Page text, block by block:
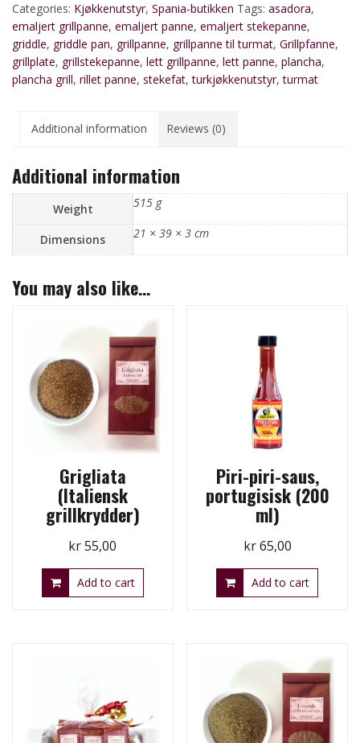
cm
quantity
Categories: Kjøkkenutstyr, Spania-butikken Tags: asadora,
emaljert grillpanne, emaljert panne, emaljert stekepanne,
griddle, griddle pan, grillpanne, grillpanne til turmat, Grillpfanne,
grillplate, grillstekepanne, lett grillpanne, lett panne, plancha,
plancha grill, rillet panne, stekefat,turkjøkkenutstyr,turmat
Additional information Reviews (0)
Additional information
Weight 515 g
Dimensions 21 × 39 × 3 cm
You may also like…
Grigliata
(Italiensk
grillkrydder)
kr55,00
Add to cart
Piri-piri-saus,
portugisisk (200
ml)
kr65,00
Add to cart